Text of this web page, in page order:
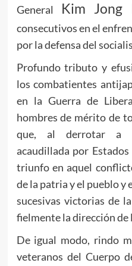
General
Kim Jong
consecutivos en el
por la defensa del
Profundo tributo y
los combatientes
en la Guerra de
hombres de mérito de
que, al derrotar a
acaudillada por
triunfo en aquel
de la patria y el pueblo y
sucesivas victorias de
fielmente la dirección de
De igual modo, rindo
veteranos del Cuerpo